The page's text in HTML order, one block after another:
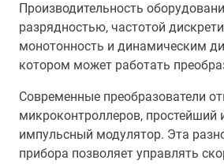
Производительность
разрядностью, частотой
монотонность и динамическим
котором может работать
Современные преобразователи
микроконтроллеров, простейший
импульсный модулятор. Эта
прибора позволяет управлять